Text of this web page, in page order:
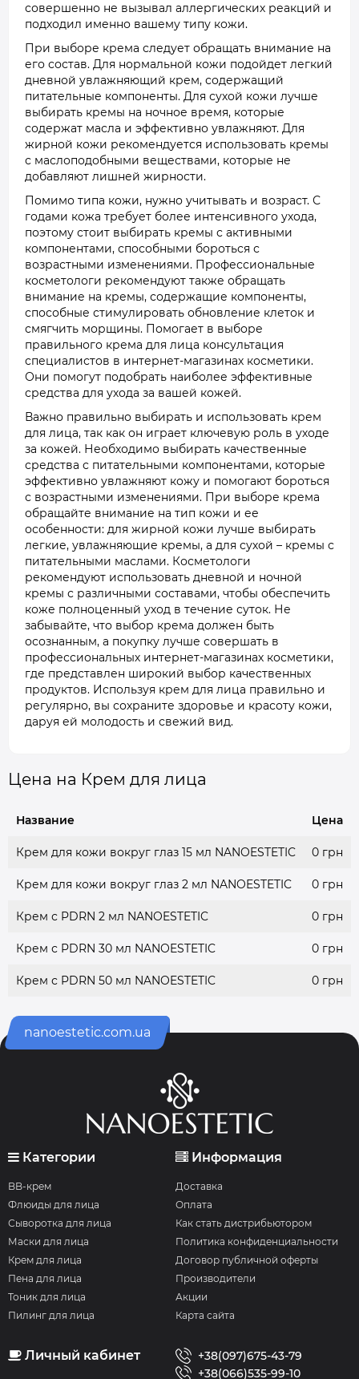
совершенно не вызывал аллергических реакций и
подходил именно вашему типу кожи.
При выборе крема следует обращать внимание на
его состав. Для нормальной кожи подойдет легкий
дневной увлажняющий крем, содержащий
питательные компоненты. Для сухой кожи лучше
выбирать кремы на ночное время, которые
содержат масла и эффективно увлажняют. Для
жирной кожи рекомендуется использовать кремы
с маслоподобными веществами, которые не
добавляют лишней жирности.
Помимо типа кожи, нужно учитывать и возраст. С
годами кожа требует более интенсивного ухода,
поэтому стоит выбирать кремы с активными
компонентами, способными бороться с
возрастными изменениями. Профессиональные
косметологи рекомендуют также обращать
внимание на кремы, содержащие компоненты,
способные стимулировать обновление клеток и
смягчить морщины. Помогает в выборе
правильного крема для лица консультация
специалистов в интернет-магазинах косметики.
Они помогут подобрать наиболее эффективные
средства для ухода за вашей кожей.
Важно правильно выбирать и использовать крем
для лица, так как он играет ключевую роль в уходе
за кожей. Необходимо выбирать качественные
средства с питательными компонентами, которые
эффективно увлажняют кожу и помогают бороться
с возрастными изменениями. При выборе крема
обращайте внимание на тип кожи и ее
особенности: для жирной кожи лучше выбирать
легкие, увлажняющие кремы, а для сухой – кремы с
питательными маслами. Косметологи
рекомендуют использовать дневной и ночной
кремы с различными составами, чтобы обеспечить
коже полноценный уход в течение суток. Не
забывайте, что выбор крема должен быть
осознанным, а покупку лучше совершать в
профессиональных интернет-магазинах косметики,
где представлен широкий выбор качественных
продуктов. Используя крем для лица правильно и
регулярно, вы сохраните здоровье и красоту кожи,
даруя ей молодость и свежий вид.
Цена на Крем для лица
Название Цена
Крем для кожи вокруг глаз 15 мл NANOESTETIC 0 грн
Крем для кожи вокруг глаз 2 мл NANOESTETIC 0 грн
Крем с PDRN 2 мл NANOESTETIC 0 грн
Крем с PDRN 30 мл NANOESTETIC 0 грн
Крем с PDRN 50 мл NANOESTETIC 0 грн
nanoestetic.com.ua
Категории
BB-крем
Флюиды для лица
Сыворотка для лица
Маски для лица
Крем для лица
Пена для лица
Тоник для лица
Пилинг для лица
Информация
Доставка
Оплата
Как стать дистрибьютором
Политика конфиденциальности
Договор публичной оферты
Производители
Акции
Карта сайта
Личный кабинет
+38(097)675-43-79
+38(066)535-99-10